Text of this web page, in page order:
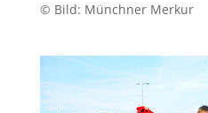
© Bild: Münchner Merkur